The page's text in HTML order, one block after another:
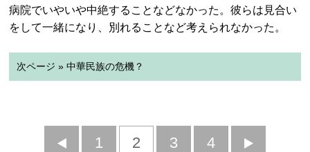
病院でいやいや中絶することなどなかった。彼らは見合い
をして一緒になり、別れることなど考えられなかった。
次ページ » 中華民族の危機？
前
1 2 3 4